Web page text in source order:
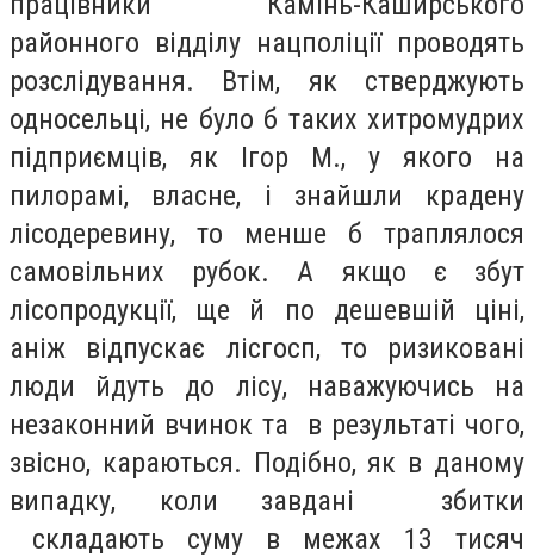
районного відділу нацполіції проводять
розслідування. Втім, як стверджують
односельці, не було б таких хитромудрих
підприємців, як Ігор М., у якого на
пилорамі, власне, і знайшли крадену
лісодеревину, то менше б траплялося
самовільних рубок. А якщо є збут
лісопродукції, ще й по дешевшій ціні,
аніж відпускає лісгосп, то ризиковані
люди йдуть до лісу, наважуючись на
незаконний вчинок та в результаті чого,
звісно, караються. Подібно, як в даному
випадку, коли завдані збитки
складають суму в межах 13 тисяч